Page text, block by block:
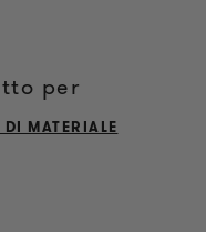
per
MATERIALE